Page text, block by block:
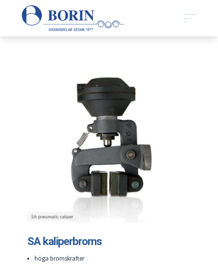
SA kaliperbroms
höga bromskrafter